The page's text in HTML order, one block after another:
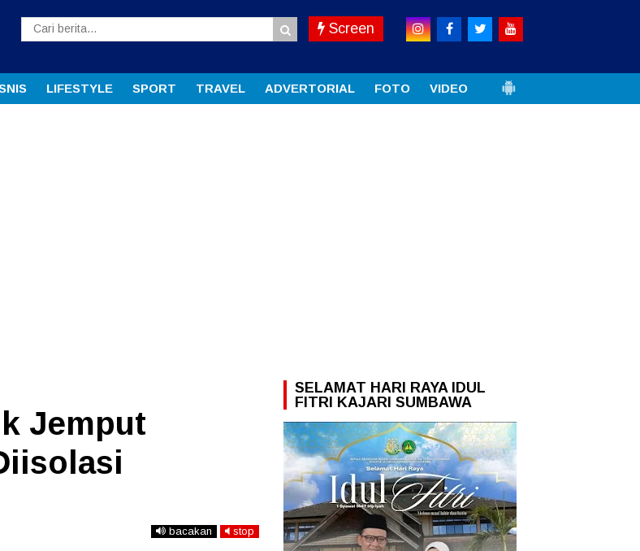
Screen
LIFESTYLE SPORT TRAVEL ADVERTORIAL FOTO VIDEO
Jemput
bacakan stop
SELAMAT HARI RAYA IDUL
FITRI KAJARI SUMBAWA